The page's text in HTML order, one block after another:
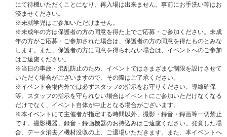
ご希望の「特典会内容」は、ご応募時にお選びいただけます。
ご当選後の「特典会内容」の変更はできませんので､あらかじめご了承くだ
さい。
※各回の締切間近などの時間帯によっては、繋がりにくい場合がございま
す。余裕を持ってご応募ください。
※上記応募期間以外はご応募いただけません。あらかじめご了承ください。
※商品が届かない、受け取れない等の理由を含め、いかなる場合も上記応募
期間以外はご応募いただけません。あらかじめご了承ください。
※商品受取日と上記スケジュールを必ずご自身でご確認の上、ご購入・ご応
募ください｡
※シリアルナンバー応募抽選特典にご応募されるお客様は、お早めのご予
約・ご購入をお願いいたします。
※イベントの詳細・応募期間は下記よりご確認ください。
イベント詳細はこちら
ません｡あらかじめご了承ください。
※締切間近などの時間帯によっては､応募画面に繋がりにくくなる場合がご
ざいます｡余裕を持ってご応募ください｡
＜当選発表＞
当選発表は応募期間内に該当イベント応募専用の商品をご購入いただいたお
客様を対象に抽選を行い、UNIVERSAL MUSIC STOREはマイページにて、
「当選」をお知らせいたします。
※当選発表は当選者様にのみご連絡させていただきます。落選の場合はご案
内いたしませんので、あらかじめご了承ください。
※マイページ通知は、イベント終了時まで大切に保管してください。
※マイページ通知は目安時間になり、前後する可能性がございます。
※当選確率は、応募対象商品のご予約、ご購入順とは関係ございません。
※いかなる場合も、当落についてはお問い合わせいただいてもお答えいたし
かねます。あらかじめご了承ください。
にて待機いただくことになり、再入場は出来ません。事前にお手洗い等はお
済ませください。
※未就学児はご参加いただけません。
※未成年の方は保護者の方の同意を得た上でご応募・ご参加ください。未成
年の方がご応募・ご参加された場合は、保護者の方の同意を得たものとみな
します。また、保護者の方に同意を得られない場合は、イベントへのご参加
はご遠慮ください。
※当日の事故・混乱防止のため、イベントではさまざまな制限を設けさせて
いただく場合がございますので、その際はご了承ください。
※イベント会場内外では必ずスタッフの指示をお守りください。導線確保
等、スタッフの指示を守られない場合はイベントにご参加いただけなくなる
だけでなく、イベント自体が中止となる場合がございます。
※本イベントにて主催者が指定する時間以外、撮影・録音・録画等一切禁止
です。撮影機器、録音・録画機器のお持込みはご遠慮ください。発覚した場
合、データ消去／機材没収の上、ご退場いただきます。また、本イベントへ